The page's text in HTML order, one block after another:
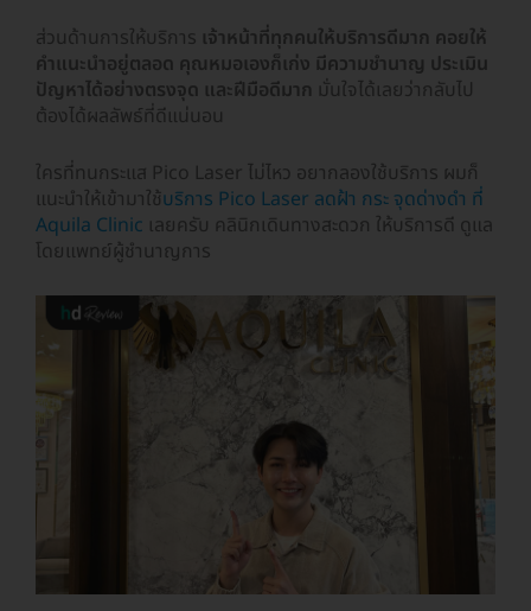
ส่วนด้านการให้บริการ เจ้าหน้าที่ทุกคนให้บริการดีมาก คอยให้
คำแนะนำอยู่ตลอด คุณหมอเองก็เก่ง มีความชำนาญ ประเมิน
ปัญหาได้อย่างตรงจุด และฝีมือดีมาก มั่นใจได้เลยว่ากลับไป
ต้องได้ผลลัพธ์ที่ดีแน่นอน
ใครที่ทนกระแส Pico Laser ไม่ไหว อยากลองใช้บริการ ผมก็
แนะนำให้เข้ามาใช้บริการ Pico Laser ลดฝ้า กระ จุดด่างดำ ที่
Aquila Clinic เลยครับ คลินิกเดินทางสะดวก ให้บริการดี ดูแล
โดยแพทย์ผู้ชำนาญการ